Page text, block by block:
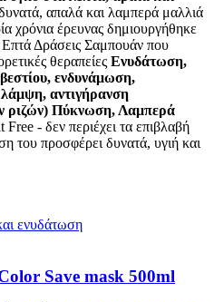
απαλά και λαμπερά μαλλιά
χρόνια έρευνας δημιουργήθηκε
Δράσεις Σαμπουάν που
θεραπείες Ενυδάτωση,
ενδυνάμωση,
αντιγήρανση
ριζών) Πύκνωση, Λαμπερά
Free - δεν περιέχει τα επιβλαβή
του προσφέρει δυνατά, υγιή και
Save mask 500ml